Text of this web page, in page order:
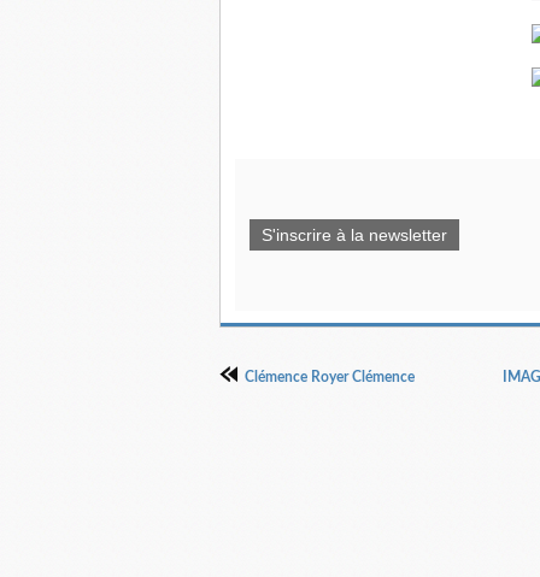
S'inscrire à la newsletter
Clémence Royer Clémence